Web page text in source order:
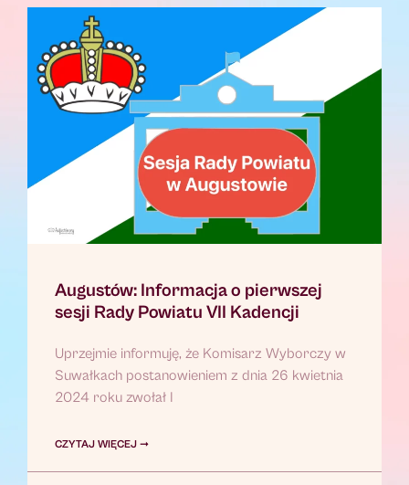
Augustów: Informacja o pierwszej
sesji Rady Powiatu VII Kadencji
Uprzejmie informuję, że Komisarz Wyborczy w
Suwałkach postanowieniem z dnia 26 kwietnia
2024 roku zwołał I
CZYTAJ WIĘCEJ ➞